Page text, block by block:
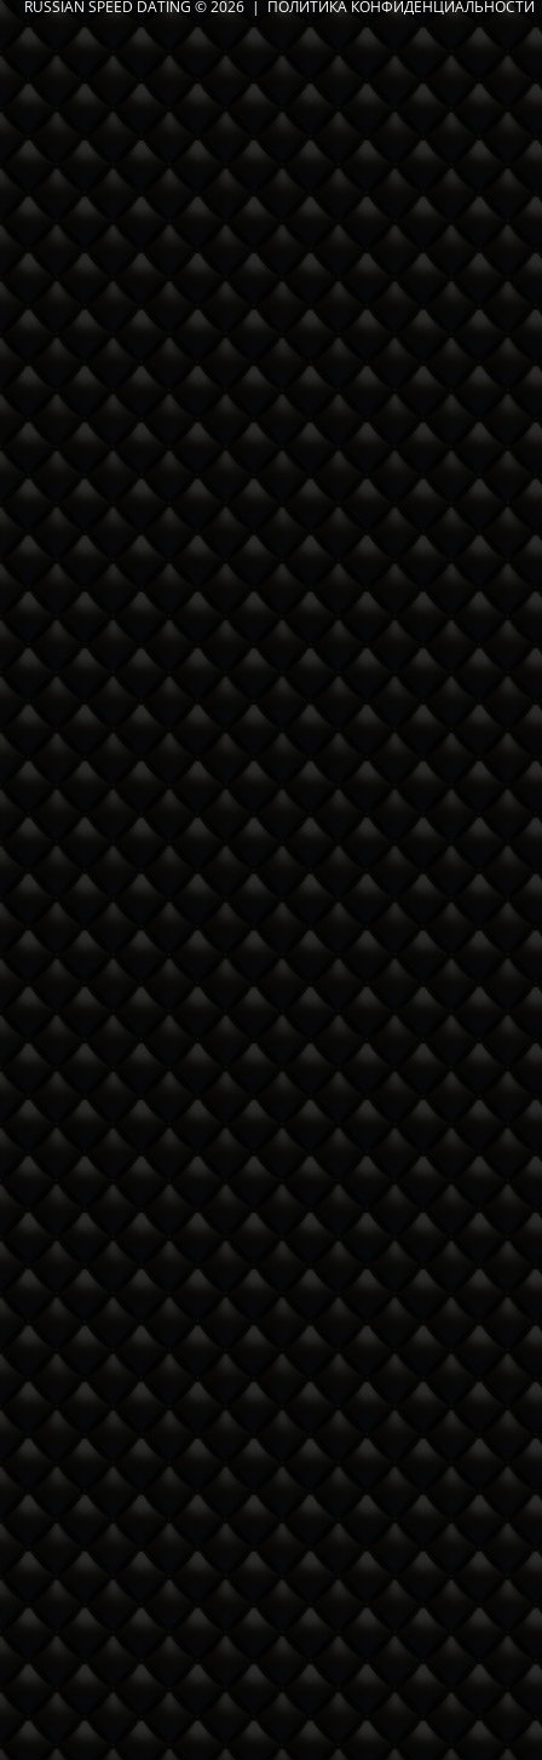
RUSSIAN SPEED DATING © 2026 | ПОЛИТИКА КОНФИДЕНЦИАЛЬНОСТИ